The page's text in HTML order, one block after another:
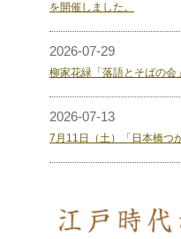
を開催しました。
2026-07-29
柳家花緑「落語とそばの会
2026-07-13
7月11日（土）「日本橋つ